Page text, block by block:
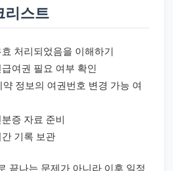
리스트
처리되었음을 이해하기
여권 필요 여부 확인
약 정보의 여권번호 변경 가능 여
증 자료 준비
기록 보관
끝나는 문제가 아니라 이후 일정